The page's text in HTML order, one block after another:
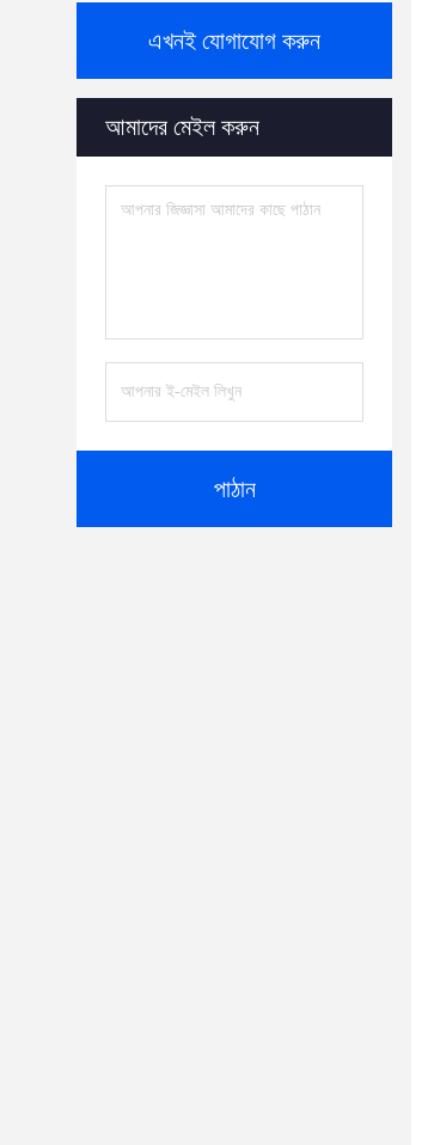
এখনই যোগাযোগ করুন
আমাদের মেইল করুন
পাঠান